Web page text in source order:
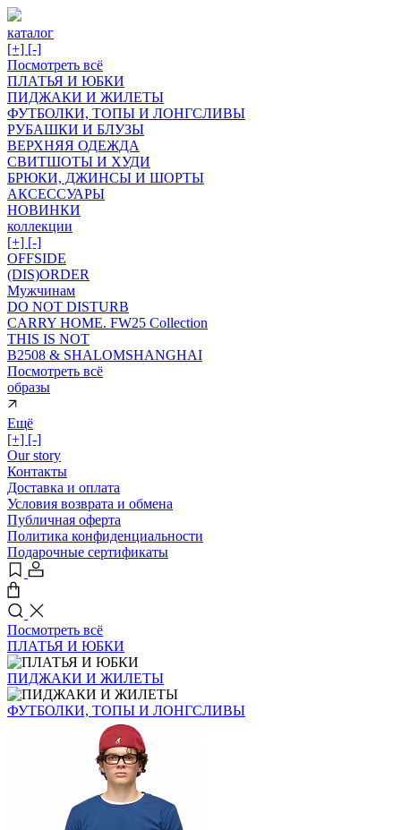
каталог
[+] [-]
Посмотреть всё
ПЛАТЬЯ И ЮБКИ
ПИДЖАКИ И ЖИЛЕТЫ
ФУТБОЛКИ, ТОПЫ И ЛОНГСЛИВЫ
РУБАШКИ И БЛУЗЫ
ВЕРХНЯЯ ОДЕЖДА
СВИТШОТЫ И ХУДИ
БРЮКИ, ДЖИНСЫ И ШОРТЫ
АКСЕССУАРЫ
НОВИНКИ
коллекции
[+] [-]
OFFSIDE
(DIS)ORDER
Мужчинам
DO NOT DISTURB
CARRY HOME. FW25 Collection
THIS IS NOT
B2508 & SHALOMSHANGHAI
Посмотреть всё
образы
Ещё
[+] [-]
Our story
Контакты
Доставка и оплата
Условия возврата и обмена
Публичная оферта
Политика конфиденциальности
Подарочные сертификаты
Посмотреть всё
ПЛАТЬЯ И ЮБКИ
ПИДЖАКИ И ЖИЛЕТЫ
ФУТБОЛКИ, ТОПЫ И ЛОНГСЛИВЫ